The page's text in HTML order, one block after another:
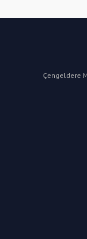
Çengeldere